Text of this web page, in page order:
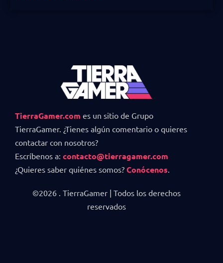
TierraGamer.com es un sitio de Grupo
TierraGamer. ¿Tienes algún comentario o quieres
contactar con nosotros?
Escríbenos a: contacto@tierragamer.com
¿Quieres saber quiénes somos? Conócenos.
©2026 . TierraGamer | Todos los derechos
reservados